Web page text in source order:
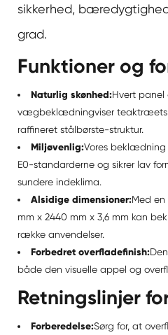
sikkerhed,
grad.
Funktioner og
Naturlig skønhed:Hvert panel
vægbeklædningviser teaktræets
raffineret stålbørste-struktur.
Miljøvenlig:Vores beklædning
E0-standarderne og sikrer lav
sundere indeklima.
Alsidige dimensioner:Med en
mm x 2440 mm x 3,6 mm kan
række anvendelser.
Forbedret overfladefinish:
både den visuelle appel og
Retningslinjer
Forberedelse:Sørg for, at